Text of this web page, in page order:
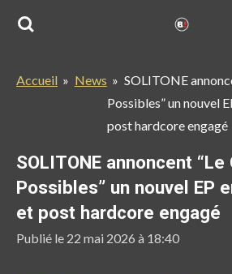
Passer
principal
Accueil » News » SOLITONE
Possibles” un nouvel
post hardcore engagé
SOLITONE annoncent
Possibles” un nouvel EP
et post hardcore engagé
Publié le 22 mai 2026 à 18:40